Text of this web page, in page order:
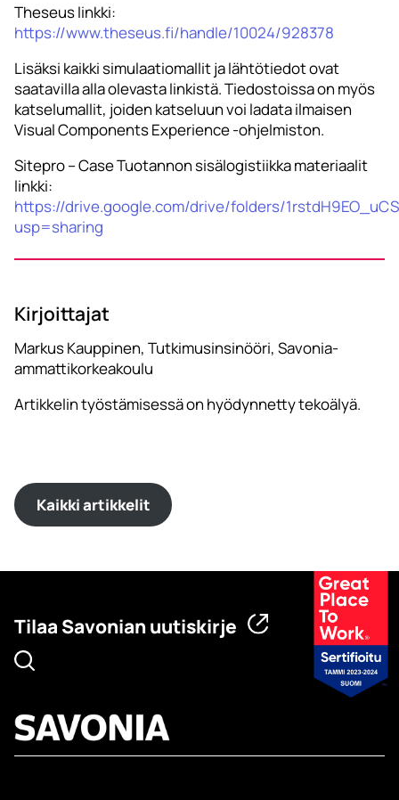
Theseus linkki:
https://www.theseus.fi/handle/10024/928378
Lisäksi kaikki simulaatiomallit ja lähtötiedot ovat
saatavilla alla olevasta linkistä. Tiedostoissa on myös
katselumallit, joiden katseluun voi ladata ilmaisen
Visual Components Experience -ohjelmiston.
Sitepro – Case Tuotannon sisälogistiikka materiaalit
linkki:
https://drive.google.com/drive/folders/
usp=sharing
Kirjoittajat
Markus Kauppinen, Tutkimusinsinööri, Savonia-
ammattikorkeakoulu
Artikkelin työstämisessä on hyödynnetty tekoälyä.
Kaikki artikkelit
Tilaa Savonian uutiskirje